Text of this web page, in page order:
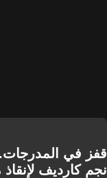
قفز في
نجم كارديف